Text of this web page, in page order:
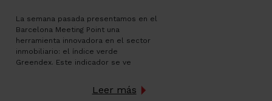
La semana pasada presentamos en el
Barcelona Meeting Point una
herramienta innovadora en el sector
inmobiliario: el índice verde
Greendex. Este indicador se ve
inmuebles de la ciudad de Barcelona
para que nuestros clientes puedan
Leer más